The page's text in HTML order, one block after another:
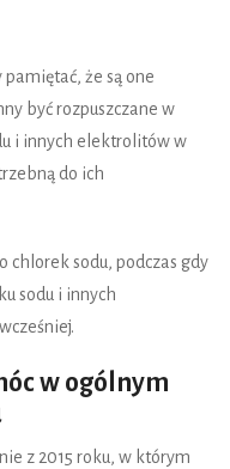
że są one
być rozpuszczane w
i innych elektrolitów w
do ich
sodu, podczas gdy
sodu i innych
w ogólnym
z 2015 roku, w którym